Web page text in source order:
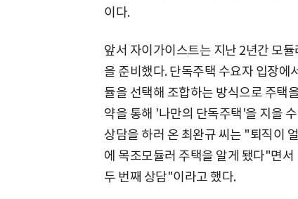
이다.
앞서 자이가이스트는 지난 2년간 모
을 준비했다. 단독주택 수요자 입장에
듈을 선택해 조합하는 방식으로 주택
약을 통해 '나만의 단독주택'을 지을
상담을 하러 온 최완규 씨는 "퇴직이
에 목조모듈러 주택을 알게 됐다"면
두 번째 상담"이라고 했다.